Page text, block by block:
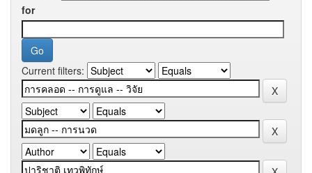
for
Current filters: